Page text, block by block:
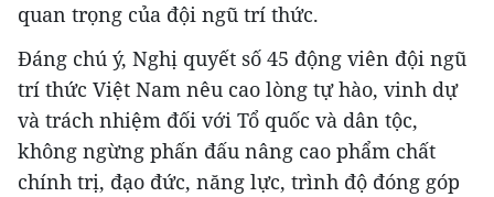
quan trọng của đội ngũ trí thức.
Đáng chú ý, Nghị quyết số 45 động viên đội ngũ
trí thức Việt Nam nêu cao lòng tự hào, vinh dự
và trách nhiệm đối với Tổ quốc và dân tộc,
không ngừng phấn đấu nâng cao phẩm chất
chính trị, đạo đức, năng lực, trình độ đóng góp